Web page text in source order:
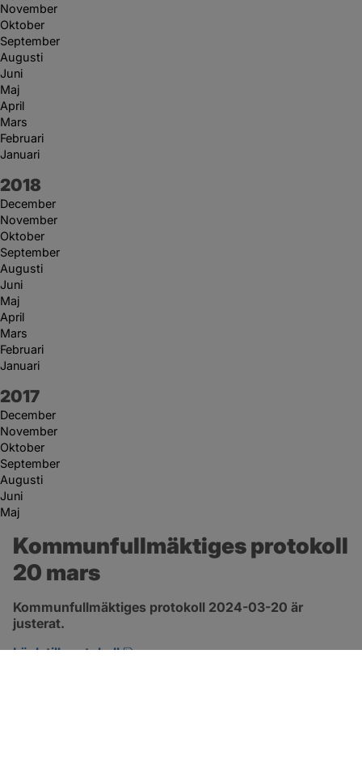
November
Oktober
September
Augusti
Juni
Maj
April
Mars
Februari
Januari
År:
2018
December
November
Oktober
September
Augusti
Juni
Maj
April
Mars
Februari
Januari
År:
2017
December
November
Oktober
September
Augusti
Juni
Maj
Kommunfullmäktiges protokoll
20 mars
Kommunfullmäktiges protokoll 2024-03-20 är
justerat.
Länk till protokoll
pdf, 317.5 kB, öppnas i nytt fönster.